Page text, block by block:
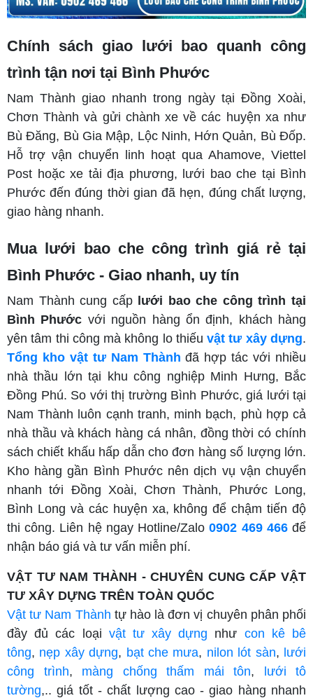
Chính sách giao lưới bao quanh công
trình tận nơi tại Bình Phước
Nam Thành giao nhanh trong ngày tại Đồng Xoài,
Chơn Thành và gửi chành xe về các huyện xa như
Bù Đăng, Bù Gia Mập, Lộc Ninh, Hớn Quản, Bù Đốp.
Hỗ trợ vận chuyển linh hoạt qua Ahamove, Viettel
Post hoặc xe tải địa phương, lưới bao che tại Bình
Phước đến đúng thời gian đã hẹn, đúng chất lượng,
giao hàng nhanh.
Mua lưới bao che công trình giá rẻ tại
Bình Phước - Giao nhanh, uy tín
Nam Thành cung cấp
lưới bao che công trình tại
Bình Phước với nguồn hàng ổn định, khách hàng
yên tâm thi công mà không lo thiếuvật tư xây dựng.
Tổng kho vật tư Nam Thành đã hợp tác với nhiều
nhà thầu lớn tại khu công nghiệp Minh Hưng, Bắc
Đồng Phú. So với thị trường Bình Phước, giá lưới tại
Nam Thành luôn cạnh tranh, minh bạch, phù hợp cả
nhà thầu và khách hàng cá nhân, đồng thời có chính
sách chiết khấu hấp dẫn cho đơn hàng số lượng lớn.
Kho hàng gần Bình Phước nên dịch vụ vận chuyển
nhanh tới Đồng Xoài, Chơn Thành, Phước Long,
Bình Long và các huyện xa, không để chậm tiến độ
thi công. Liên hệ ngay Hotline/Zalo0902 469 466để
nhận báo giá và tư vấn miễn phí.
VẬT TƯ NAM THÀNH - CHUYÊN CUNG CẤP VẬT
TƯ XÂY DỰNG TRÊN TOÀN QUỐC
Vật tư Nam Thành tự hào là đơn vị chuyên phân phối
đầy đủ các loại vật tư xây dựng như con kê bê
tông, nẹp xây dựng, bạt che mưa, nilon lót sàn, lưới
công trình, màng chống thấm mái tôn,
lưới tô
tường,.. giá tốt - chất lượng cao - giao hàng nhanh